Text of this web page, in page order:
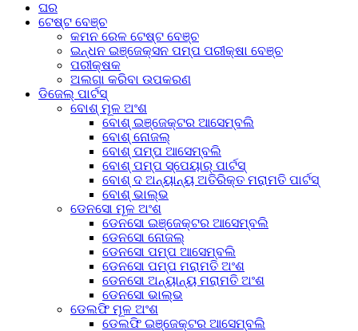
ଘର
ଟେଷ୍ଟ ବେଞ୍ଚ
କମନ ରେଳ ଟେଷ୍ଟ ବେଞ୍ଚ
ଇନ୍ଧନ ଇଞ୍ଜେକ୍ସନ ପମ୍ପ ପରୀକ୍ଷା ବେଞ୍ଚ
ପରୀକ୍ଷକ
ଅଲଗା କରିବା ଉପକରଣ
ଡିଜେଲ୍ ପାର୍ଟସ୍
ବୋଶ୍ ମୂଳ ଅଂଶ
ବୋଶ୍ ଇଞ୍ଜେକ୍ଟର ଆସେମ୍ବଲି
ବୋଶ୍ ନୋଜଲ୍
ବୋଶ୍ ପମ୍ପ ଆସେମ୍ବଲି
ବୋଶ୍ ପମ୍ପ ସ୍ପେୟାର୍ ପାର୍ଟସ୍
ବୋଶ୍ ଦ ଅନ୍ୟାନ୍ୟ ଅତିରିକ୍ତ ମରାମତି ପାର୍ଟସ୍
ବୋଶ୍ ଭାଲ୍ଭ
ଡେନସୋ ମୂଳ ଅଂଶ
ଡେନସୋ ଇଞ୍ଜେକ୍ଟର ଆସେମ୍ବଲି
ଡେନସୋ ନୋଜଲ୍
ଡେନସୋ ପମ୍ପ ଆସେମ୍ବଲି
ଡେନସୋ ପମ୍ପ ମରାମତି ଅଂଶ
ଡେନସୋ ଅନ୍ୟାନ୍ୟ ମରାମତି ଅଂଶ
ଡେନସୋ ଭାଲ୍ଭ
ଡେଲଫି ମୂଳ ଅଂଶ
ଡେଲଫି ଇଞ୍ଜେକ୍ଟର ଆସେମ୍ବଲି